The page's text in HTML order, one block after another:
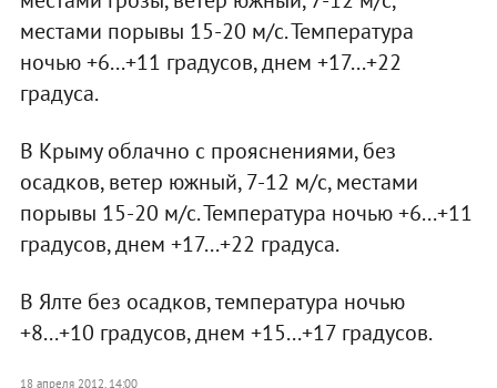
местами порывы 15-20 м/с. Температура
ночью +6...+11 градусов, днем +17...+22
градуса.
В Крыму облачно с прояснениями, без
осадков, ветер южный, 7-12 м/с, местами
порывы 15-20 м/с. Температура ночью +6...+11
градусов, днем +17...+22 градуса.
В Ялте без осадков, температура ночью
+8...+10 градусов, днем +15...+17 градусов.
18 апреля 2012, 14:00